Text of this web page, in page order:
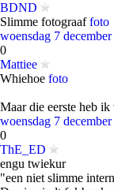
BDND
Slimme fotograaffoto
woensdag 7
0
Mattiee
Whiehoe foto
Maar die eerste heb
woensdag 7
0
ThE_ED
engu twiekur
"een niet slimme